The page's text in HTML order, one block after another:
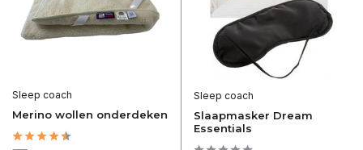
Sleep coach
Merino wollen onderdeken
Sleep coach
Slaapmasker Dream
Essentials